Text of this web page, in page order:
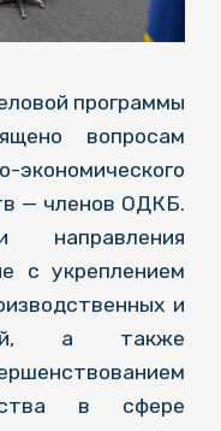
программы
вопросам
— членов ОДКБ.
направления
с укреплением
и
а также
в сфере